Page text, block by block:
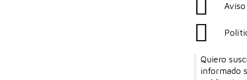
Aviso
Quiero
informado